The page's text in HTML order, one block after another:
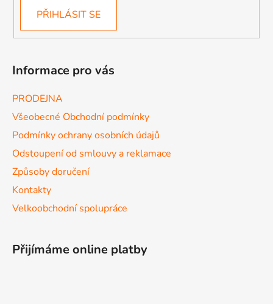
PŘIHLÁSIT SE
Informace pro vás
PRODEJNA
Všeobecné Obchodní podmínky
Podmínky ochrany osobních údajů
Odstoupení od smlouvy a reklamace
Způsoby doručení
Kontakty
Velkoobchodní spolupráce
Přijímáme online platby